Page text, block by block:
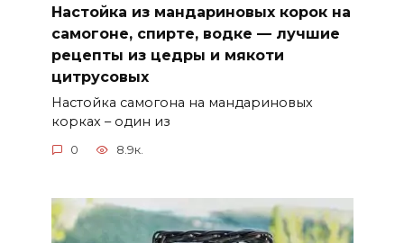
Настойка из мандариновых корок на
самогоне, спирте, водке — лучшие
рецепты из цедры и мякоти
цитрусовых
Настойка самогона на мандариновых
корках – один из
0 8.9к.